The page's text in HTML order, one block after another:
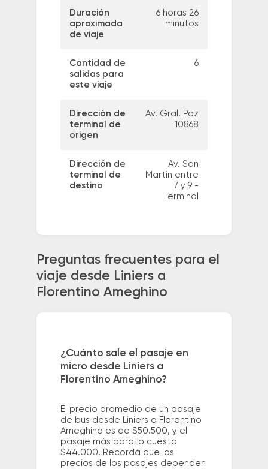
Duración
aproximada
de viaje
6 horas 26
minutos
Cantidad de
salidas para
este viaje
6
Dirección de
terminal de
origen
Av. Gral. Paz
10868
Dirección de
terminal de
destino
Av. San
Martín entre
7 y 9 -
Terminal
Preguntas frecuentes para el
viaje desde Liniers a
Florentino Ameghino
¿Cuánto sale el pasaje en
micro desde Liniers a
Florentino Ameghino?
El precio promedio de un pasaje
de bus desde Liniers a Florentino
Ameghino es de $50.500, y el
pasaje más barato cuesta
$44.000. Recordá que los
precios de los pasajes dependen